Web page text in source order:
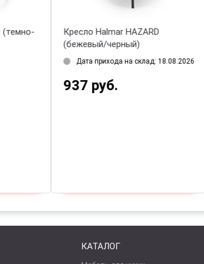
18.08.2026
Кресло Halmar SEMIR
раскладное (горчичный)
Нет в наличии
1 608 руб.
КАТАЛОГ